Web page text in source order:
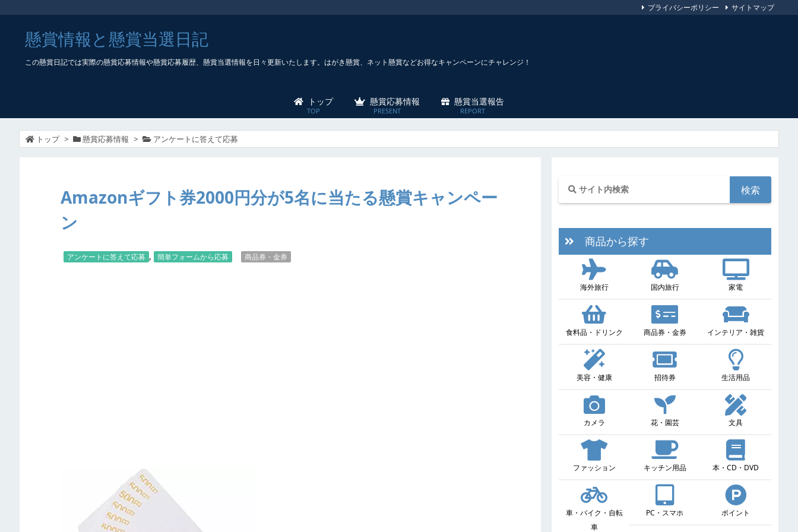
懸賞情報と懸賞当選日記
この懸賞日記では実際の懸賞応募情報や懸賞応募履歴、懸賞当選情報を日々更新いたします。はがき懸賞、ネット懸賞などお得なキャンペーンにチャレンジ！
トップ 懸賞応募情報 懸賞当選報告
プライバシーポリシー サイトマップ
トップ > 懸賞応募情報 > アンケートに答えて応募
Amazonギフト券2000円分が5名に当たる懸賞キャンペー
ン
アンケートに答えて応募 , 簡単フォームから応募 商品券・金券
商品から探す
海外旅行 国内旅行 家電
食料品・ドリンク 商品券・金券 インテリア・雑貨
美容・健康 招待券 生活用品
カメラ 花・園芸 文具
ファッション キッチン用品 本・CD・DVD
車・バイク・自転
車
PC・スマホ ポイント